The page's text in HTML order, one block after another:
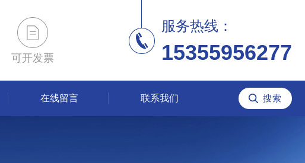
可开发票
服务热线：
15355956277
在线留言 联系我们